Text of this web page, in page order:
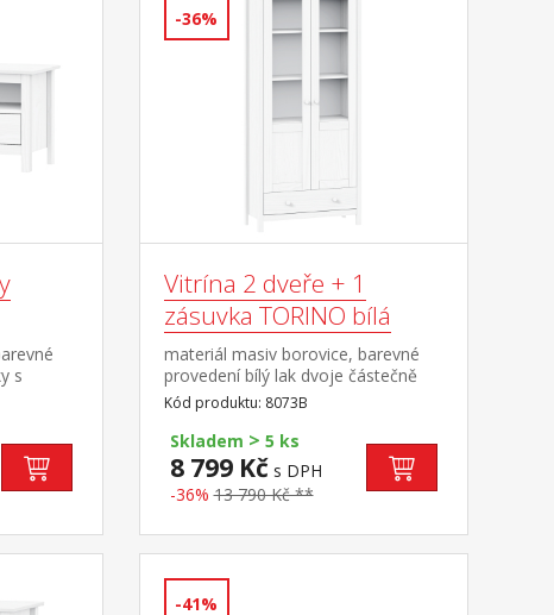
s
-36%
Vitrína 2 dveře + 1
zásuvka TORINO bílá
materiál masiv borovice, barevné
provedení bílý lak dvoje částečně
prosklené dveře, tři police jedna
zásuvka s kovovými pojezdy
Kód produktu: 8073B
Skladem > 5 ks
8 799 Kč s DPH
-36% 13 790 Kč **
-41%